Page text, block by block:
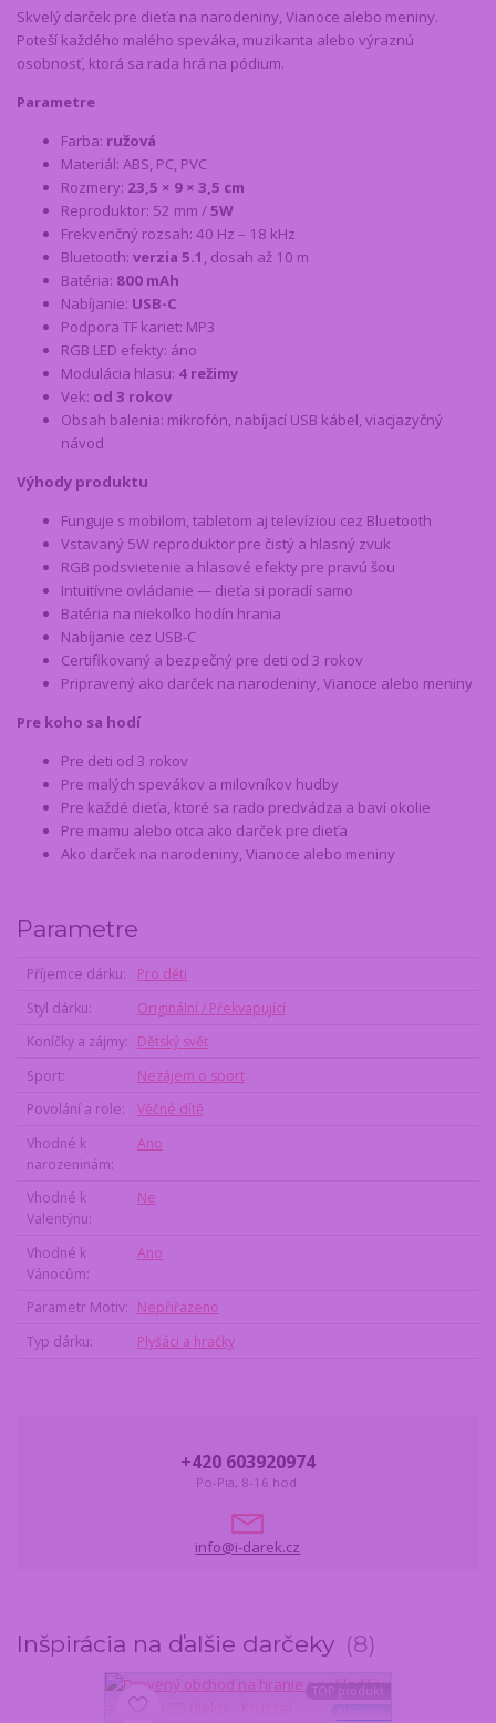
Skvelý darček pre dieťa na narodeniny, Vianoce alebo meniny.
Poteší každého malého speváka, muzikanta alebo výraznú
osobnosť, ktorá sa rada hrá na pódium.
Parametre
Farba: ružová
Materiál: ABS, PC, PVC
Rozmery: 23,5 × 9 × 3,5 cm
Reproduktor: 52 mm /5W
Frekvenčný rozsah: 40 Hz – 18 kHz
Bluetooth: verzia 5.1 , dosah až 10 m
Batéria: 800 mAh
Nabíjanie: USB-C
Podpora TF kariet: MP3
RGB LED efekty: áno
Modulácia hlasu: 4 režimy
Vek: od 3 rokov
Obsah balenia: mikrofón, nabíjací USB kábel, viacjazyčný
návod
Výhody produktu
Funguje s mobilom, tabletom aj televíziou cez Bluetooth
Vstavaný 5W reproduktor pre čistý a hlasný zvuk
RGB podsvietenie a hlasové efekty pre pravú šou
Intuitívne ovládanie — dieťa si poradí samo
Batéria na niekoľko hodín hrania
Nabíjanie cez USB-C
Certifikovaný a bezpečný pre deti od 3 rokov
Pripravený ako darček na narodeniny, Vianoce alebo meniny
Pre koho sa hodí
Pre deti od 3 rokov
Pre malých spevákov a milovníkov hudby
Pre každé dieťa, ktoré sa rado predvádza a baví okolie
Pre mamu alebo otca ako darček pre dieťa
Ako darček na narodeniny, Vianoce alebo meniny
Parametre
Příjemce dárku
Pro děti
Styl dárku
Originální / Překvapující
Koníčky a zájmy
Dětský svět
Sport
Nezájem o sport
Povolání a role
Věčné dítě
Vhodné k
narozeninám
Ano
Vhodné k
Valentýnu
Ne
Vhodné k
Vánocům
Ano
Parametr Motiv
Nepřiřazeno
Typ dárku
Plyšáci a hračky
+420 603920974
Po-Pia, 8-16 hod.
info@i-darek.cz
Inšpirácia na ďalšie darčeky 8
TOP produkt